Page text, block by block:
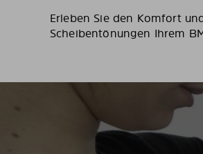
Erleben Sie den Komfort
Scheibentönungen Ihrem